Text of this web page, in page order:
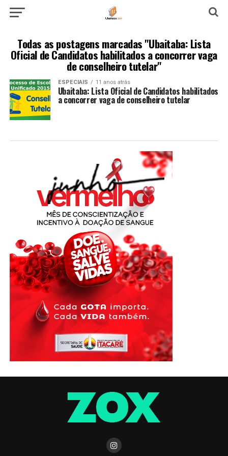
Todas as postagens marcadas "Ubaitaba: Lista
Oficial de Candidatos habilitados a concorrer vaga
de conselheiro tutelar"
ESPECIAIS 11 anos atrás
Ubaitaba: Lista Oficial de Candidatos habilitados
a concorrer vaga de conselheiro tutelar